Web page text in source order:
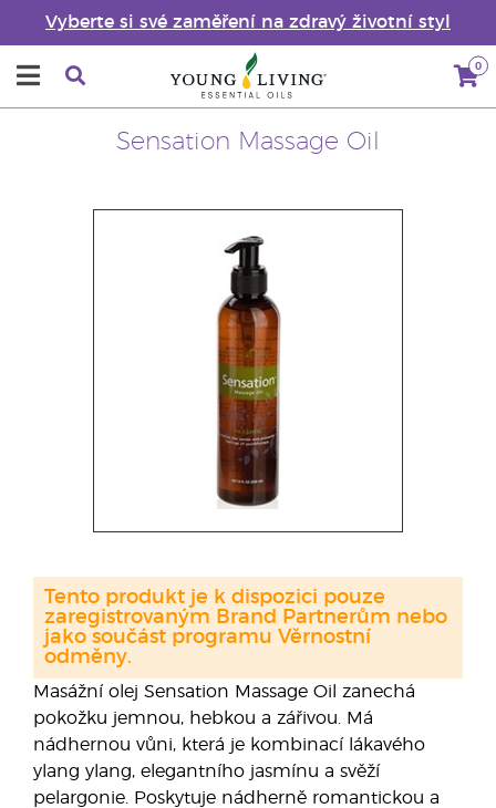
Vyberte si své zaměření na zdravý životní styl
0
Sensation Massage Oil
Masážní olej Sensation Massage Oil zanechá
pokožku jemnou, hebkou a zářivou. Má
nádhernou vůni, která je kombinací lákavého
ylang ylang, elegantního jasmínu a svěží
pelargonie. Poskytuje nádherně romantickou a
Tento produkt je k dispozici pouze
zaregistrovaným Brand Partnerům nebo
jako součást programu Věrnostní
odměny.